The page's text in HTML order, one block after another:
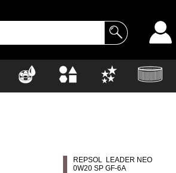
REPSOL LEADER NEO
0W20 SP GF-6A